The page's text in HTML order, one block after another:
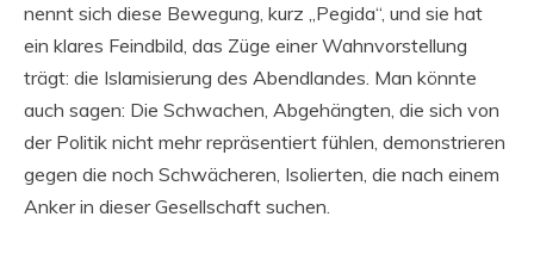
nennt sich diese Bewegung, kurz „Pegida“, und sie hat
ein klares Feindbild, das Züge einer Wahnvorstellung
trägt: die Islamisierung des Abendlandes. Man könnte
auch sagen: Die Schwachen, Abgehängten, die sich von
der Politik nicht mehr repräsentiert fühlen, demonstrieren
gegen die noch Schwächeren, Isolierten, die nach einem
Anker in dieser Gesellschaft suchen.